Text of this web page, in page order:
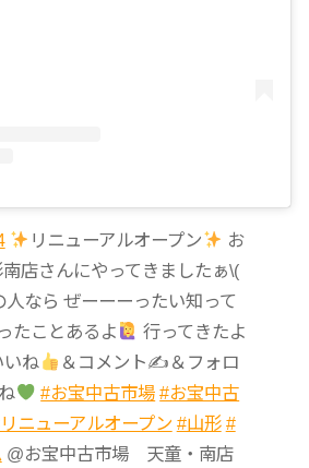
リニューアルオープン
お
店さんにやってきましたぁ\(
人なら ぜーーーったい知って
たことあるよ
行ってきたよ
いね
＆コメント✍ ＆フォロ
#お宝中古市場 #お宝中古
ニューアルオープン #山形 #
@お宝中古市場 天童・南店